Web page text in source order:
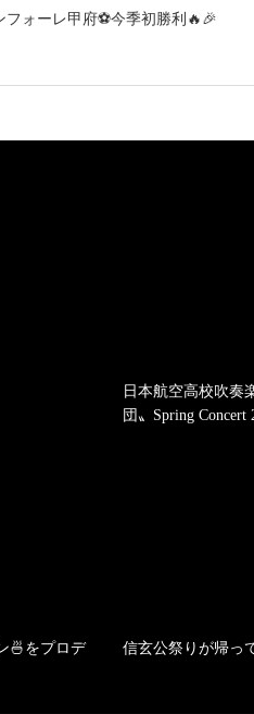
フォーレ甲府⚽️今季初勝利🔥🎉
日本航空高校吹奏
団〟Spring
🍜をプロデ
信玄公祭りが帰っ